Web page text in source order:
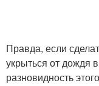
Правда, если
укрыться от дождя
разновидность